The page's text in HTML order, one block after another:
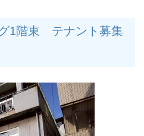
1階東 テナント募集